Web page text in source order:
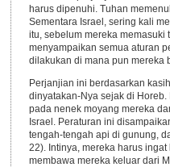
harus dipenuhi. Tuhan
Sementara Israel, sering kali
itu, sebelum mereka memasuki
menyampaikan semua aturan
dilakukan di mana pun mereka
Perjanjian ini berdasarkan
dinyatakan-Nya sejak di
pada nenek moyang mereka
Israel. Peraturan ini
tengah-tengah api di gunung,
22). Intinya, mereka harus
membawa mereka keluar dari